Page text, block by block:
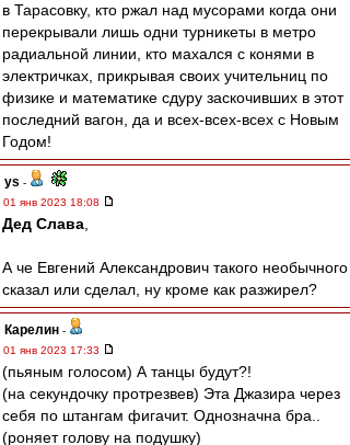
в Тарасовку, кто ржал над мусорами когда они
перекрывали лишь одни турникеты в метро
радиальной линии, кто махался с конями в
электричках, прикрывая своих учительниц по
физике и математике сдуру заскочивших в этот
последний вагон, да и всех-всех-всех с Новым
Годом!
ys -
01 янв 2023 18:08
Дед Слава
А че Евгений Александрович такого необычного
сказал или сделал, ну кроме как разжирел?
Карелин -
01 янв 2023 17:33
(пьяным голосом) А танцы будут?!
(на секундочку протрезвев) Эта Джазира через
себя по штангам фигачит. Однозначна бра..
(роняет голову на подушку)